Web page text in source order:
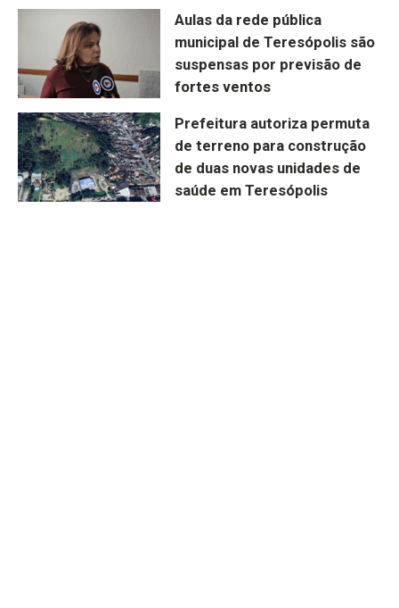
Aulas da rede pública
municipal de Teresópolis são
suspensas por previsão de
fortes ventos
Prefeitura autoriza permuta
de terreno para construção
de duas novas unidades de
saúde em Teresópolis